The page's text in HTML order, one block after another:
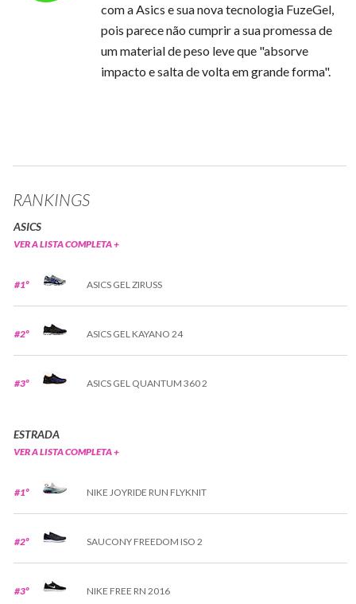
com a Asics e sua nova tecnologia FuzeGel,
pois parece não cumprir a sua promessa de
um material de peso leve que "absorve
impacto e salta de volta em grande forma".
RANKINGS
ASICS
VER A LISTA COMPLETA +
#1º ASICS GEL ZIRUSS
#2º ASICS GEL KAYANO 24
#3º ASICS GEL QUANTUM 360 2
ESTRADA
VER A LISTA COMPLETA +
#1º NIKE JOYRIDE RUN FLYKNIT
#2º SAUCONY FREEDOM ISO 2
#3º NIKE FREE RN 2016